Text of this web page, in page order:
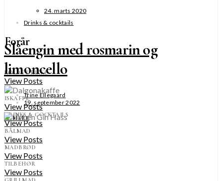
24. marts 2020
Forår
KOLDE DRIKKE
View Posts
ISKAFFE
View Posts
DRINKS & COCKTAILS
View Posts
BÅLMAD
View Posts
MADBRØD
View Posts
TILBEHØR
View Posts
Drinks & cocktails
Slåengin med rosmarin og
limoncello
Trine Ellegaard
19. september 2022
SE MERE